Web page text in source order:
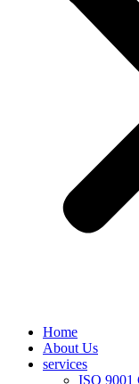
Home
About Us
services
ISO 9001